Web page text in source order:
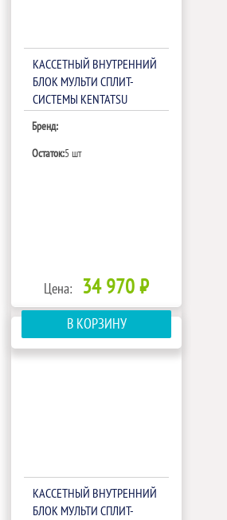
КАССЕТНЫЙ ВНУТРЕННИЙ
БЛОК МУЛЬТИ СПЛИТ-
СИСТЕМЫ KENTATSU
Бренд:
Остаток:5 шт
Цена: 34 970 ₽
В КОРЗИНУ
КАССЕТНЫЙ ВНУТРЕННИЙ
БЛОК МУЛЬТИ СПЛИТ-